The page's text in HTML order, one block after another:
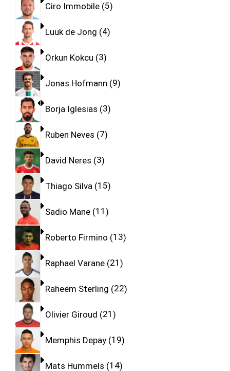
Ciro Immobile 5
Luuk de Jong 4
Orkun Kokcu 3
Jonas Hofmann 9
Borja Iglesias 3
Ruben Neves 7
David Neres 3
Thiago Silva 15
Sadio Mane 11
Roberto Firmino 13
Raphael Varane 21
Raheem Sterling 22
Olivier Giroud 21
Memphis Depay 19
Mats Hummels 14